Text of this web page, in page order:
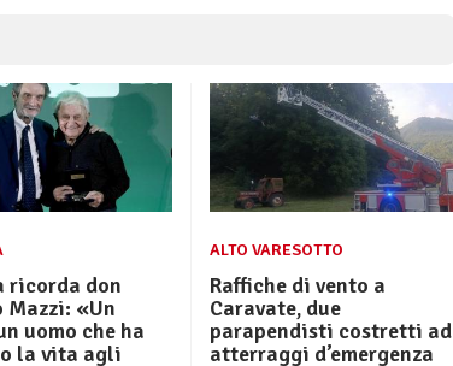
ricorda don
«Un
uomo che ha
la vita agli
ALTO VARESOTTO
Raffiche di vento a
Caravate, due
parapendisti costretti ad
atterraggi d’emergenza